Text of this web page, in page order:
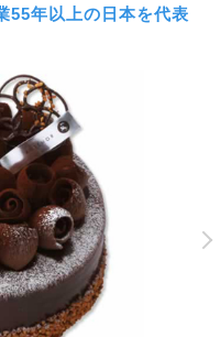
55年以上の日本を代表